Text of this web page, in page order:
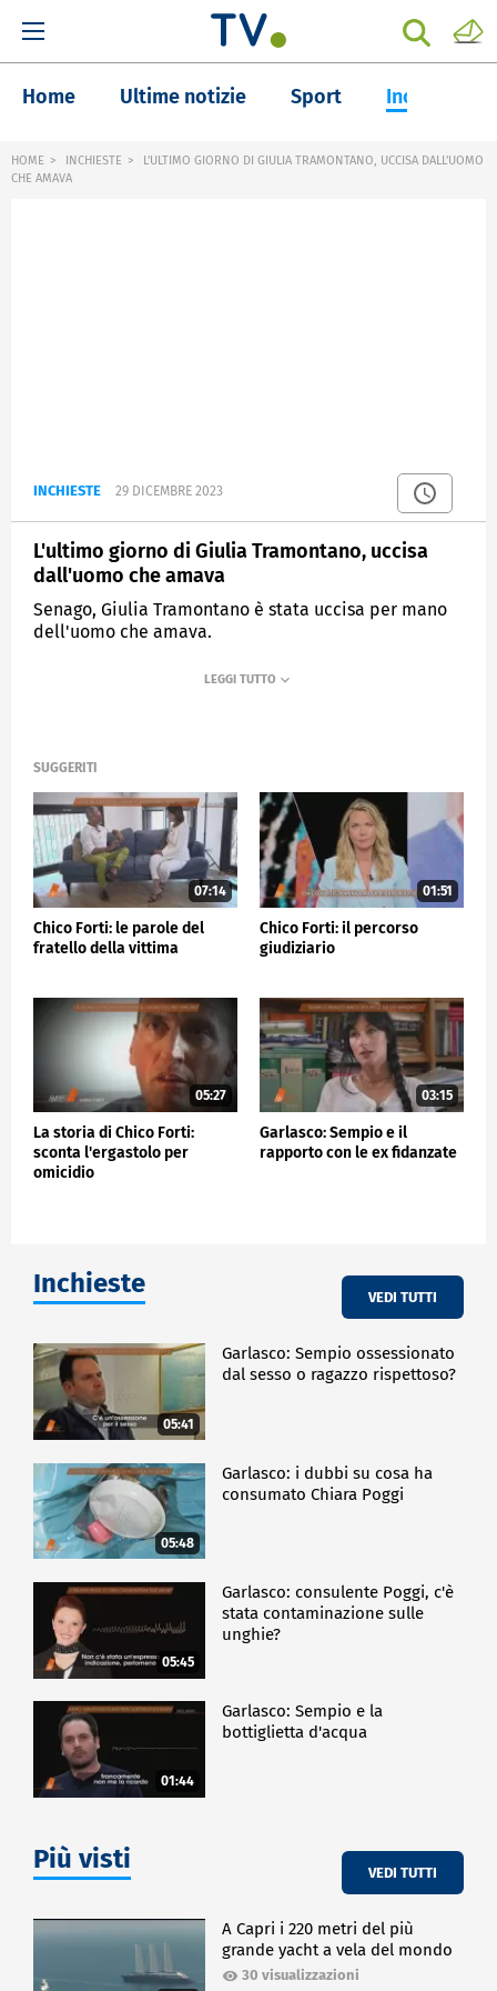
Home Ultime notizie Sport Inchieste
HOME INCHIESTE
L'ULTIMO GIORNO DI GIULIA TRAMONTANO, UCCISA DALL'UOMO
CHE AMAVA
INCHIESTE 29 DICEMBRE 2023
L'ultimo giorno di Giulia Tramontano, uccisa
dall'uomo che amava
Senago, Giulia Tramontano è stata uccisa per mano
dell'uomo che amava.
QUARTO GRADO
SUGGERITI
07:14
Chico Forti: le parole del
fratello della vittima
01:51
Chico Forti: il percorso
giudiziario
05:27
La storia di Chico Forti:
sconta l'ergastolo per
omicidio
03:15
Garlasco: Sempio e il
rapporto con le ex fidanzate
Inchieste VEDI TUTTI
05:41
Garlasco: Sempio ossessionato
dal sesso o ragazzo rispettoso?
05:48
Garlasco: i dubbi su cosa ha
consumato Chiara Poggi
05:45
Garlasco: consulente Poggi, c'è
stata contaminazione sulle
unghie?
01:44
Garlasco: Sempio e la
bottiglietta d'acqua
Più visti VEDI TUTTI
A Capri i 220 metri del più
grande yacht a vela del mondo
30 visualizzazioni